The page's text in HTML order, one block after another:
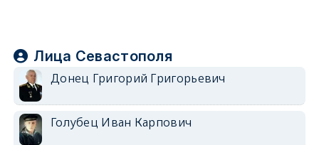
Лица Севастополя
Донец Григорий Григорьевич
Голубец Иван Карпович